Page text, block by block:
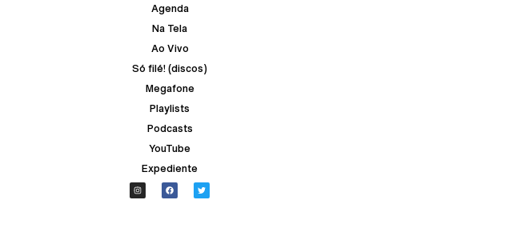
Agenda
Na Tela
Ao Vivo
Só filé! (discos)
Megafone
Playlists
Podcasts
YouTube
Expediente